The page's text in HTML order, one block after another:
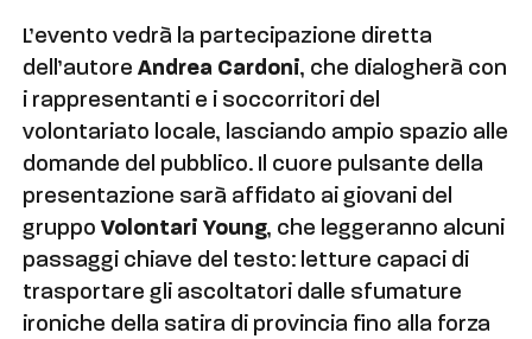
L’evento vedrà la partecipazione diretta
dell’autoreAndrea Cardoni, che dialogherà con
i rappresentanti e i soccorritori del
volontariato locale, lasciando ampio spazio alle
domande del pubblico. Il cuore pulsante della
presentazione sarà affidato ai giovani del
gruppoVolontari Young, che leggeranno alcuni
passaggi chiave del testo: letture capaci di
trasportare gli ascoltatori dalle sfumature
ironiche della satira di provincia fino alla forza